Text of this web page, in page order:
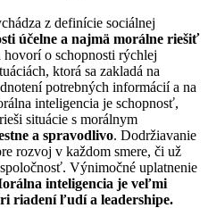
z definície sociálnej
účelne a najmä morálne riešiť
hovorí o schopnosti rýchlej
ktorá sa zakladá na
potrebných informácií a na
inteligencia je schopnosť,
situácie s morálnym
a spravodlivo. Dodržiavanie
rozvoj v každom smere, či už
Výnimočné uplatnenie
inteligencia je veľmi
riadení ľudí a leadershipe.